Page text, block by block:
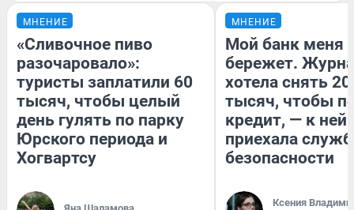
МНЕНИЕ
«Сливочное пиво
разочаровало»:
туристы заплатили 60
тысяч, чтобы целый
день гулять по парку
Юрского периода и
Хогвартсу
МНЕНИЕ
Мой банк меня
бережет.
хотела снять
тысяч, чтобы
кредит, — к
приехала
безопасности
Ксения